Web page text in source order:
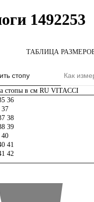
1492253
ТАБЛИЦА
стопу Как
стопы в см RU VITACCI
36
37
38
39
40
41
42